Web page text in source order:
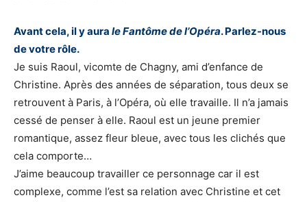
Avant cela, il y aura le Fantôme de l’Opéra. Parlez-nous
de votre rôle.
Je suis Raoul, vicomte de Chagny, ami d’enfance de
Christine. Après des années de séparation, tous deux se
retrouvent à Paris, à l’Opéra, où elle travaille. Il n’a jamais
cessé de penser à elle. Raoul est un jeune premier
romantique, assez fleur bleue, avec tous les clichés que
cela comporte…
J’aime beaucoup travailler ce personnage car il est
complexe, comme l’est sa relation avec Christine et cet